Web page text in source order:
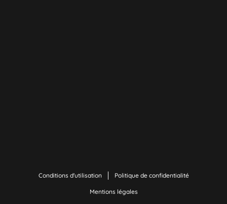
Conditions d'utilisation Politique de confidentialité
Mentions légales